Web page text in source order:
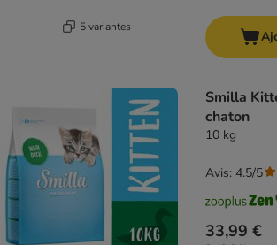
5 variantes
Smilla
chaton
10 kg
33,99 €
Avis: 4.5/5